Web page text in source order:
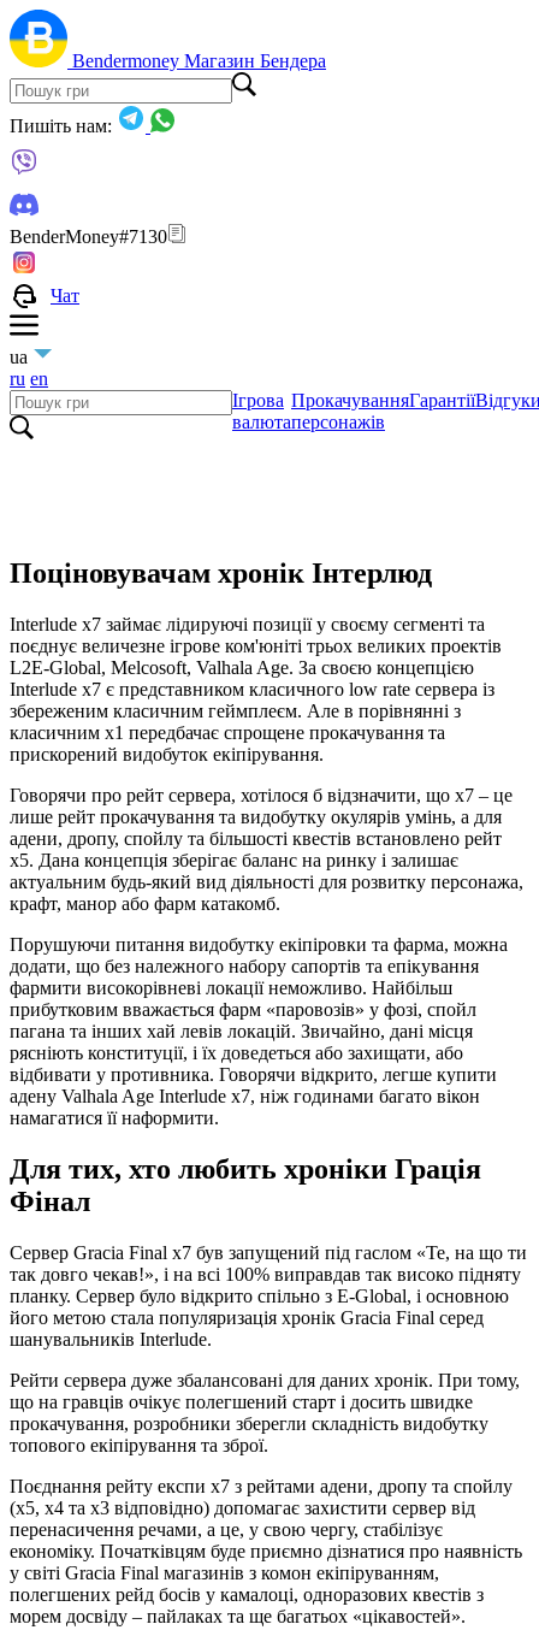
Bendermoney Магазин Бендера
Пишіть нам:
BenderMoney#7130
Чат
ua
ru en
Ігрова
валюта
Прокачування
персонажів
Гарантії
Поціновувачам хронік Інтерлюд
Interlude x7 займає лідируючі позиції у своєму сегменті та
поєднує величезне ігрове ком'юніті трьох великих проектів
L2E-Global, Melcosoft, Valhala Age. За своєю концепцією
Interlude x7 є представником класичного low rate сервера із
збереженим класичним геймплеєм. Але в порівнянні з
класичним х1 передбачає спрощене прокачування та
прискорений видобуток екіпірування.
Говорячи про рейт сервера, хотілося б відзначити, що х7 – це
лише рейт прокачування та видобутку окулярів умінь, а для
адени, дропу, спойлу та більшості квестів встановлено рейт
х5. Дана концепція зберігає баланс на ринку і залишає
актуальним будь-який вид діяльності для розвитку персонажа,
крафт, манор або фарм катакомб.
Порушуючи питання видобутку екіпіровки та фарма, можна
додати, що без належного набору сапортів та епікування
фармити високорівневі локації неможливо. Найбільш
прибутковим вважається фарм «паровозів» у фозі, спойл
пагана та інших хай левів локацій. Звичайно, дані місця
рясніють конституції, і їх доведеться або захищати, або
відбивати у противника. Говорячи відкрито, легше купити
адену Valhala Age Interlude x7, ніж годинами багато вікон
намагатися її наформити.
Для тих, хто любить хроніки Грація
Фінал
Сервер Gracia Final x7 був запущений під гаслом «Те, на що ти
так довго чекав!», і на всі 100% виправдав так високо підняту
планку. Сервер було відкрито спільно з E-Global, і основною
його метою стала популяризація хронік Gracia Final серед
шанувальників Interlude.
Рейти сервера дуже збалансовані для даних хронік. При тому,
що на гравців очікує полегшений старт і досить швидке
прокачування, розробники зберегли складність видобутку
топового екіпірування та зброї.
Поєднання рейту експи х7 з рейтами адени, дропу та спойлу
(х5, х4 та х3 відповідно) допомагає захистити сервер від
перенасичення речами, а це, у свою чергу, стабілізує
економіку. Початківцям буде приємно дізнатися про наявність
у світі Gracia Final магазинів з комон екіпіруванням,
полегшених рейд босів у камалоці, одноразових квестів з
морем досвіду – пайлаках та ще багатьох «цікавостей».